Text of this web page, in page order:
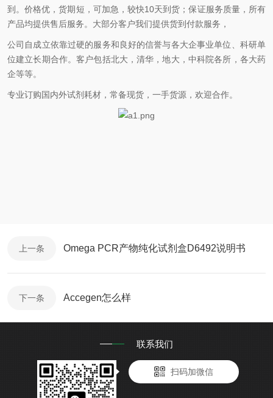
到。价格优，货期短，可加急，较快10天到货；保证服务质量，所有
产品均提供售后服务。大部分客户我们提供货到付款服务，
公司自成立依靠过硬的服务和良好的信誉与各大企事业单位、科研单
位建立长期合作。客户包括北大，清华，地大，中科院各所，各大药
企等等。
专业订购国内外试剂耗材，常备现货，一手货源，欢迎合作。
上一条 Omega PCR产物纯化试剂盒D6492说明书
下一条 Accegen怎么样
联系我们
扫码加微信